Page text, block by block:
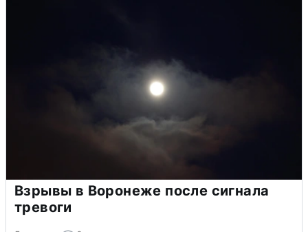
Взрывы в Воронеже после сигнала
тревоги